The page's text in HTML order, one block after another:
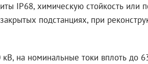
IP68, химическую стойкость или
подстанциях, при
на номинальные токи вплоть до